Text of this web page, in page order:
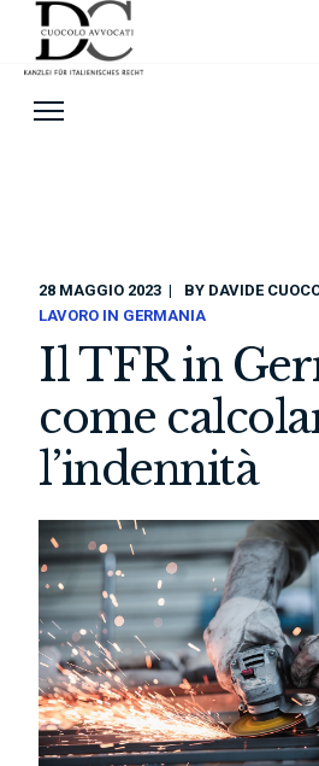
28 MAGGIO 2023 BY DAVIDE
LAVORO IN GERMANIA
Il TFR in
come
l’indennità